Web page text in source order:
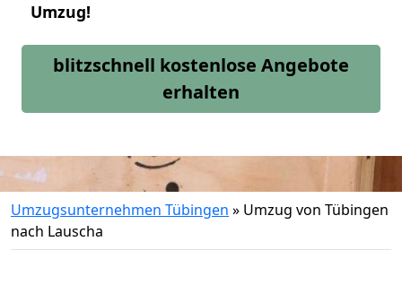
Umzug!
blitzschnell kostenlose Angebote
erhalten
Umzugsunternehmen Tübingen » Umzug von Tübingen
nach Lauscha